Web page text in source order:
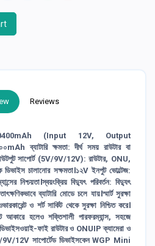
Reviews
(Input 12V, Output
ব্যাটারি ক্ষমতা: দীর্ঘ সময় রাউটার বা
আউটপুট সাপোর্ট (5V/9V/12V): রাউটার, ONU,
ডিভাইস চালানোর সক্ষমতা।১২V ইনপুট ভোল্টেজ:
নিশ্চয়তা।স্বয়ংক্রিয় বিদ্যুৎ পরিবর্তন: বিদ্যুৎ
ব্যাটারি মোডে চলে যায়।স্মার্ট সুরক্ষা
ও শর্ট সার্কিট থেকে সুরক্ষা নিশ্চিত করে।
হলেও শক্তিশালী পারফরম্যান্স, সহজে
ফাই রাউটার ও ONUIP ক্যামেরা ও
9V/12V সাপোর্টেড ডিভাইসকেন WGP Mini